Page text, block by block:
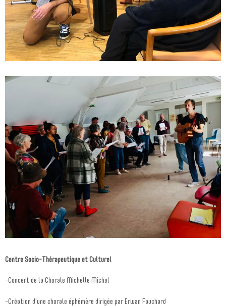
Centre Socio-Thérapeutique et Culturel
-Concert de la Chorale Michelle Michel
-Création d'une chorale éphémère dirigée par Erwan Fauchard